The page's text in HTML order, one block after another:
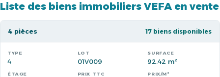
Liste des biens immobiliers VEFA en vente
4 pièces 17 biens disponibles
4 01V009 92.42 m²